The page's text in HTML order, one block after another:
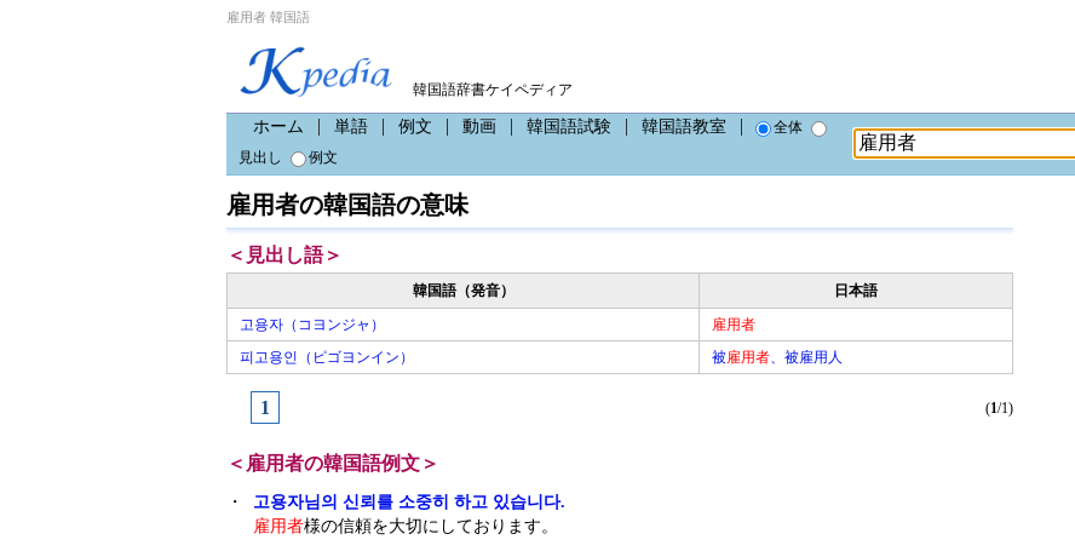
雇用者 韓国語
韓国語辞書ケイペディア
ホーム 単語 例文 動画 韓国語試験 韓国語教室
全体
見出し
例文
雇用者の韓国語の意味
＜見出し語＞
韓国語（発音）
日本語
고용자（コヨンジャ）
雇用者
피고용인（ピゴヨンイン）
被雇用者、被雇用人
1 (1/1)
＜雇用者の韓国語例文＞
・
고용자님의 신뢰를 소중히 하고 있습니다.
雇用者様の信頼を大切にしております。